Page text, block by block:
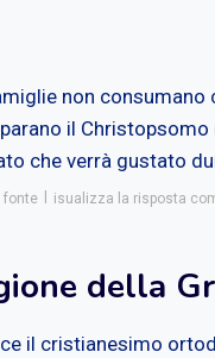
non consumano
il
che verrà gustato
fonte isualizza la risposta
della
il cristianesimo